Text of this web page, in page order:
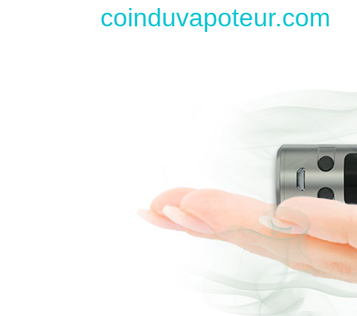
coinduvapoteur.com